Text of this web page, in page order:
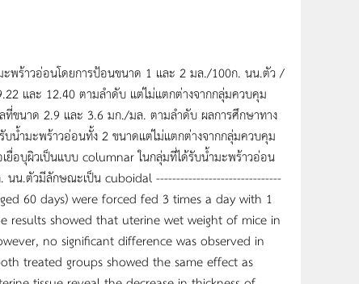
ะพร้าวอ่อนโดยการป้อนขนาด 1 และ 2 มล./100ก. นน.ตัว /
และ 12.40 ตามลำดับ แต่ไม่แตกต่างจากกลุ่มควบคุม
ที่ขนาด 2.9 และ 3.6 มก./มล. ตามลำดับ ผลการศึกษาทาง
น้ำมะพร้าวอ่อนทั้ง 2 ขนาดแต่ไม่แตกต่างจากกลุ่มควบคุม
ยื่อบุผิวเป็นแบบ columnar ในกลุ่มที่ได้รับน้ำมะพร้าวอ่อน
นน.ตัวมีลักษณะเป็น cuboidal -------------------------------
60 days) were forced fed 3 times a day with 1
results showed that uterine wet weight of mice in
no significant difference was observed in
treated groups showed the same effect as